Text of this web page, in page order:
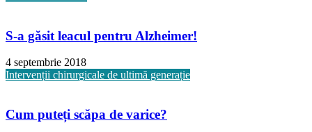
S-a găsit leacul pentru Alzheimer!
4 septembrie 2018
Intervenții chirurgicale de ultimă generație
Cum puteți scăpa de varice?